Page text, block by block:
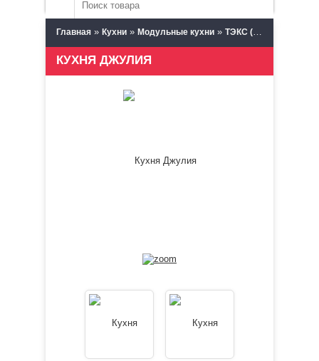
Главная » Кухни » Модульные кухни » ТЭКС (Пенза)
КУХНЯ ДЖУЛИЯ